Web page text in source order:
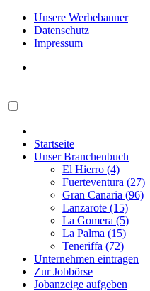
Unsere Werbebanner
Datenschutz
Impressum
Startseite
Unser Branchenbuch
El Hierro (4)
Fuerteventura (27)
Gran Canaria (96)
Lanzarote (15)
La Gomera (5)
La Palma (15)
Teneriffa (72)
Unternehmen eintragen
Zur Jobbörse
Jobanzeige aufgeben